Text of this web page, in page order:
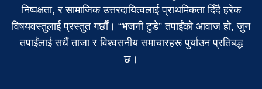
निष्पक्षता, र सामाजिक उत्तरदायित्वलाई प्राथमिकता दिँदै हरेक
विषयवस्तुलाई प्रस्तुत गर्छौं। “भजनी टुडे” तपाईंको आवाज हो, जुन
तपाईंलाई सधैं ताजा र विश्वसनीय समाचारहरू पुर्याउन प्रतिबद्ध
छ।